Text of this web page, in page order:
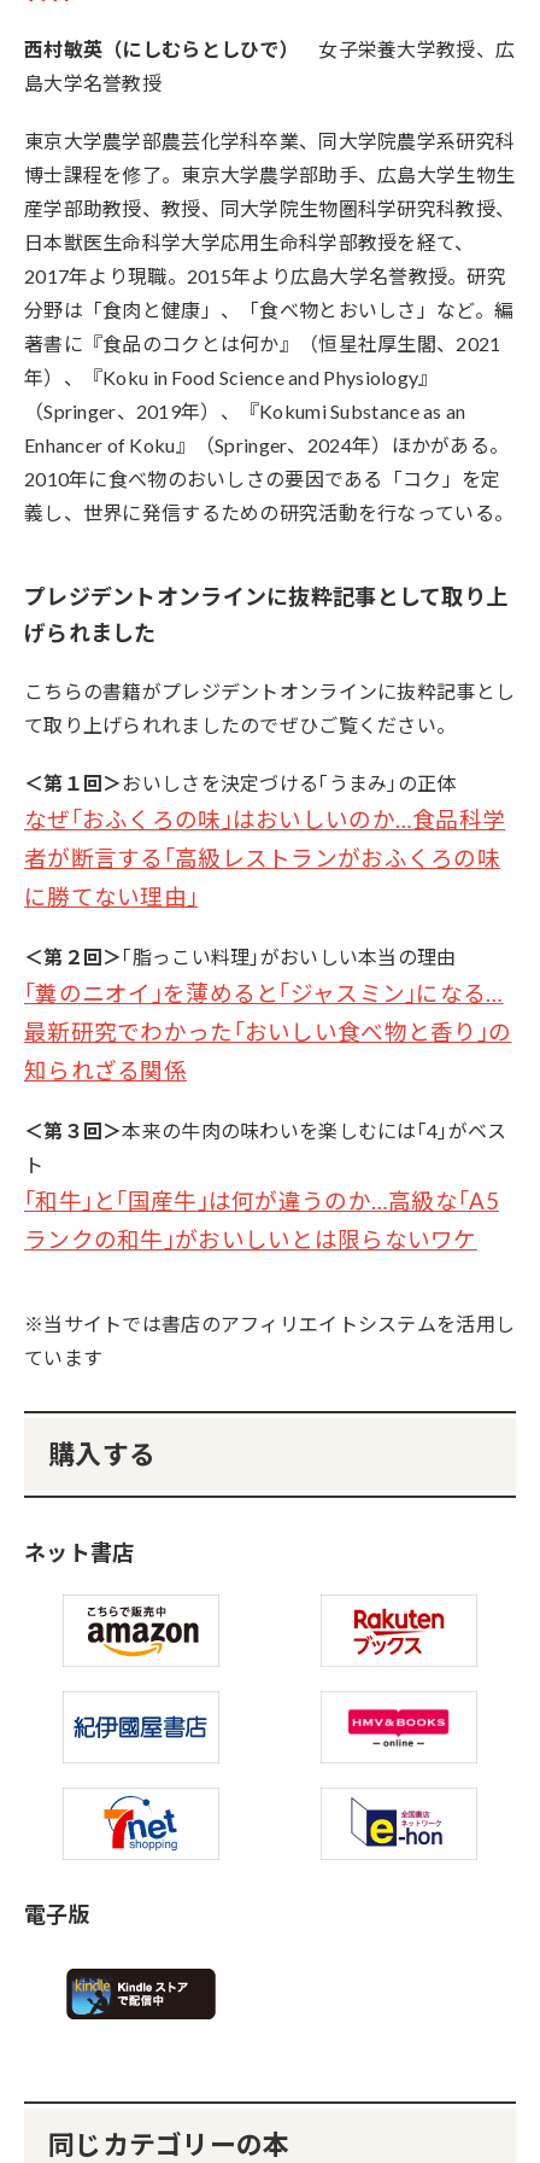
西村敏英 （にしむらとしひで）女子栄養大学教授、広
島大学名誉教授
東京大学農学部農芸化学科卒業、同大学院農学系研究科
博士課程を修了。東京大学農学部助手、広島大学生物生
産学部助教授、教授、同大学院生物圏科学研究科教授、
日本獣医生命科学大学応用生命科学部教授を経て、
2017年より現職。2015年より広島大学名誉教授。研究
分野は「食肉と健康」、「食べ物とおいしさ」など。編
著書に『食品のコクとは何か』（恒星社厚生閣、2021
年）、『Koku in Food Science and Physiology』
（Springer、2019年）、『Kokumi Substance as an
Enhancer of Koku』（Springer、2024年）ほかがある。
2010年に食べ物のおいしさの要因である「コク」を定
義し、世界に発信するための研究活動を行なっている。
プレジデントオンラインに抜粋記事として取り上
げられました
こちらの書籍がプレジデントオンラインに抜粋記事とし
て取り上げられれましたのでぜひご覧ください。
＜第１回＞おいしさを決定づける｢うまみ｣の正体
なぜ｢おふくろの味｣はおいしいのか…食品科学
者が断言する｢高級レストランがおふくろの味
に勝てない理由｣
＜第２回＞ ｢脂っこい料理｣がおいしい本当の理由
｢糞のニオイ｣を薄めると｢ジャスミン｣になる…
最新研究でわかった｢おいしい食べ物と香り｣の
知られざる関係
＜第３回＞本来の牛肉の味わいを楽しむには｢4｣がベス
ト
｢和牛｣と｢国産牛｣は何が違うのか…高級な｢A5
ランクの和牛｣がおいしいとは限らないワケ
※当サイトでは書店のアフィリエイトシステムを活用し
ています
購入する
ネット書店
電子版
同じカテゴリーの本